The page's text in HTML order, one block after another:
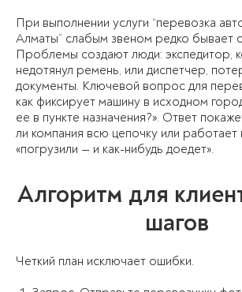
При выполнении услуги “перевозка
Алматы” слабым звеном редко бывает
Проблемы создают люди: экспедитор,
недотянул ремень, или диспетчер,
документы. Ключевой вопрос для
как фиксирует машину в исходном
ее в пункте назначения?». Ответ
ли компания всю цепочку или работает
«погрузили — и как-нибудь доедет».
Алгоритм для
шагов
Четкий план исключает ошибки.